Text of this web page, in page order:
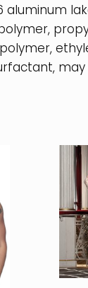
aluminum